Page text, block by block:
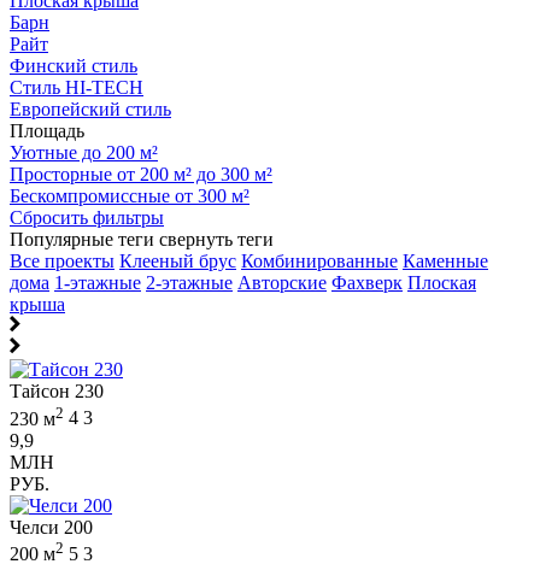
Барн
Райт
Финский стиль
Стиль HI-TECH
Европейский стиль
Площадь
Уютные до 200 м²
Просторные от 200 м² до 300 м²
Бескомпромиссные от 300 м²
Сбросить фильтры
Популярные теги свернуть теги
Все проекты Клееный брус Комбинированные Каменные
дома 1-этажные 2-этажные Авторские Фахверк Плоская
крыша
Тайсон 230
230 м2 4 3
9,9
МЛН
РУБ.
Челси 200
200 м2 5 3